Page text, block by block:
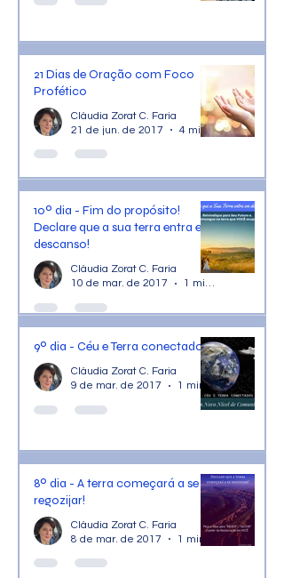
21 Dias de Oração com Foco
Profético
Cláudia Zorat C. Faria
21 de jun. de 2017
4 min de leitura
10º dia - Fim do propósito!
Declare que a sua terra entra em
descanso!
Cláudia Zorat C. Faria
10 de mar. de 2017
1 min de leitura
9º dia - Céu e Terra conectados
Cláudia Zorat C. Faria
9 de mar. de 2017
1 min de leitura
8º dia - A terra começará a se
regozijar!
Cláudia Zorat C. Faria
8 de mar. de 2017